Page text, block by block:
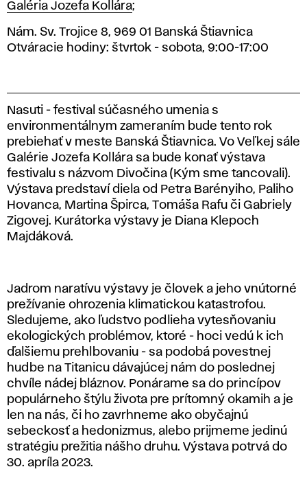
Galéria Jozefa Kollára;
Nám. Sv. Trojice 8, 969 01 Banská Štiavnica
Otváracie hodiny: štvrtok - sobota, 9:00-17:00
Nasuti - festival súčasného umenia s
environmentálnym zameraním bude tento rok
prebiehať v meste Banská Štiavnica. Vo Veľkej sále
Galérie Jozefa Kollára sa bude konať výstava
festivalu s názvom Divočina (Kým sme tancovali).
Výstava predstaví diela od Petra Barényiho, Paliho
Hovanca, Martina Špirca, Tomáša Rafu či Gabriely
Zigovej. Kurátorka výstavy je Diana Klepoch
Majdáková.
Jadrom naratívu výstavy je človek a jeho vnútorné
prežívanie ohrozenia klimatickou katastrofou.
Sledujeme, ako ľudstvo podlieha vytesňovaniu
ekologických problémov, ktoré - hoci vedú k ich
ďalšiemu prehlbovaniu - sa podobá povestnej
hudbe na Titanicu dávajúcej nám do poslednej
chvíle nádej bláznov. Ponárame sa do princípov
populárneho štýlu života pre prítomný okamih a je
len na nás, či ho zavrhneme ako obyčajnú
sebeckosť a hedonizmus, alebo prijmeme jedinú
stratégiu prežitia nášho druhu. Výstava potrvá do
30. apríla 2023.